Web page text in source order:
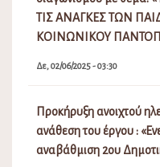
ΤΙΣ ΑΝΑΓΚΕΣ ΤΩΝ
ΚΟΙΝΩΝΙΚΟΥ
Δε, 02/06/2025 - 03:30
Προκήρυξη ανοιχτού
ανάθεση του έργου :
αναβάθμιση 2ου